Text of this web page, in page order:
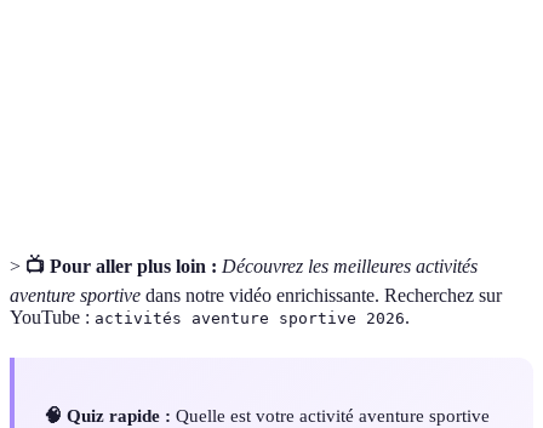
> 📺 Pour aller plus loin : Découvrez les meilleures activités
aventure sportive dans notre vidéo enrichissante. Recherchez sur
YouTube : activités aventure sportive 2026.
🧠 Quiz rapide : Quelle est votre activité aventure sportive